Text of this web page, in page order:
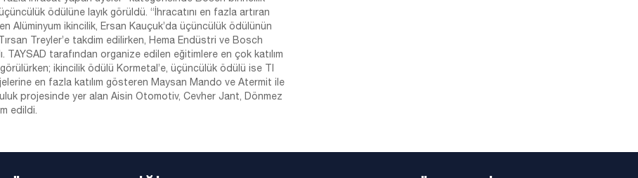
ödülüne layık görüldü. “İhracatını en fazla artıran
Alüminyum ikincilik, Ersan Kauçuk’da üçüncülük ödülünün
Treyler’e takdim edilirken, Hema Endüstri ve Bosch
tarafından organize edilen eğitimlere en çok katılım
ikincilik ödülü Kormetal’e, üçüncülük ödülü ise TI
en fazla katılım gösteren Maysan Mando ve Atermit ile
projesinde yer alan Aisin Otomotiv, Cevher Jant, Dönmez
edildi.